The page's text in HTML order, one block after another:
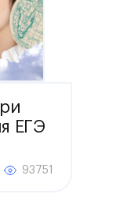
ЕГЭ
93751